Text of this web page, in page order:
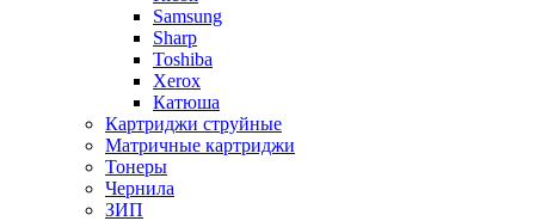
Samsung
Sharp
Toshiba
Xerox
Катюша
Картриджи струйные
Матричные картриджи
Тонеры
Чернила
ЗИП